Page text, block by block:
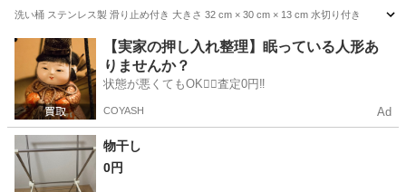
洗い桶 ステンレス製 滑り止め付き 大きさ 32 cm × 30 cm × 13 cm 水切り付き
愛知 みよし市 三好ヶ丘駅 調理器具
【実家の押し入れ整理】眠っている人形あ
りませんか？
状態が悪くてもOK🙆‍♀️査定0円‼️
COYASH Ad
物干し
0円